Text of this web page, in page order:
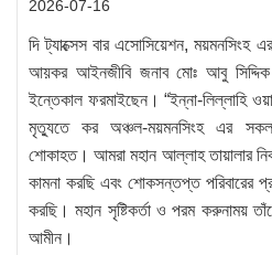
2026-07-16
দি ট্যাক্সেস বার এসোসিয়েশন, ময়মনসিংহ
আয়কর আইনজীবি জনাব মোঃ আবু
ইন্তেকাল ফরমাইছেন। “ইন্না-লিল্লাহি
মৃত্যুতে কর অঞ্চল-ময়মনসিংহ এর সকল
শোকাহত। আমরা মহান আল্লাহ তায়ালার
কামনা করছি এবং শোকসন্তপ্ত পরিবারের
করছি। মহান সৃষ্টিকর্তা ও পরম করুনাময়
আমীন।